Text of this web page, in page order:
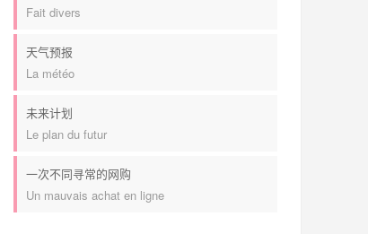
Fait divers
天气预报
La météo
未来计划
Le plan du futur
一次不同寻常的网购
Un mauvais achat en ligne